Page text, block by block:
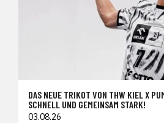
DAS NEUE TRIKOT VON THW KIEL X
SCHNELL UND GEMEINSAM STARK!
03.08.26